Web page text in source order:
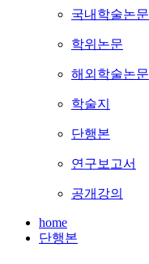
국내학술논문
학위논문
해외학술논문
학술지
단행본
연구보고서
공개강의
home
단행본